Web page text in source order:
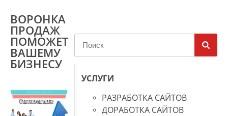
ВОРОНКА
ПРОДАЖ
ПОМОЖЕТ
ВАШЕМУ
БИЗНЕСУ
УСЛУГИ
РАЗРАБОТКА САЙТОВ
ДОРАБОТКА САЙТОВ